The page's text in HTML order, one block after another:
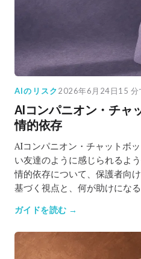
AIのリスク2026年6月24日15 分
AIコンパニオン・チャ
情的依存
AIコンパニオン・チャットボ
い友達のように感じられるよ
情的依存について、保護者向
基づく視点と、何が助けになる
ガイドを読む →